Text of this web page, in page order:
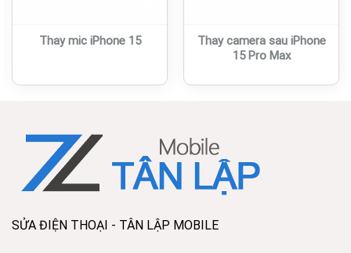
Thay mic iPhone 15
Thay camera sau iPhone
15 Pro Max
SỬA ĐIỆN THOẠI - TÂN LẬP MOBILE